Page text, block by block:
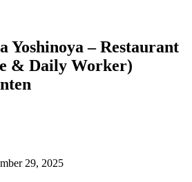
Yoshinoya – Restaurant
& Daily Worker)
29, 2025